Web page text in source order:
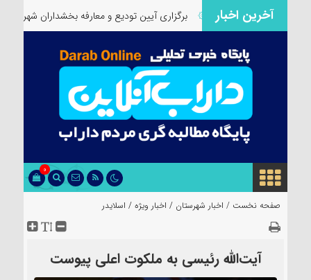
آخرین اخبار
ویژه مسئولان است ۞ برگزاری آیین تودیع و معارفه بخشداران شهرستان
0
صفحه نخست / اخبار شهرستان / اخبار ویژه / اسلایدر
آیت‌الله رئیسی به ملکوت اعلی پیوست